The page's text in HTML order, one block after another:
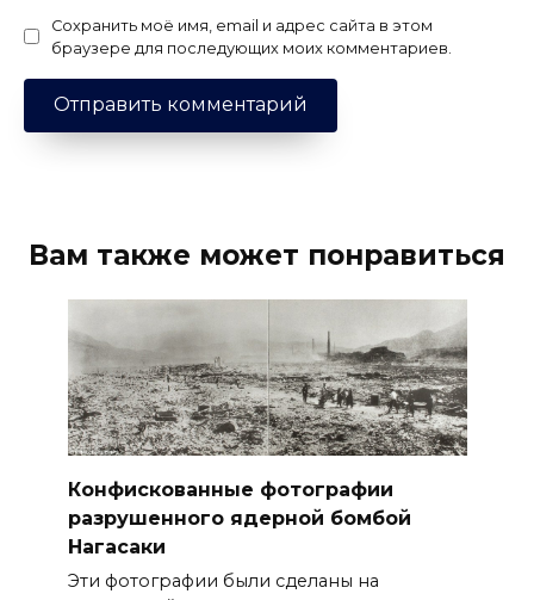
Сохранить моё имя, email и адрес сайта в этом
браузере для последующих моих комментариев.
Вам также может понравиться
Конфискованные фотографии
разрушенного ядерной бомбой
Нагасаки
Эти фотографии были сделаны на